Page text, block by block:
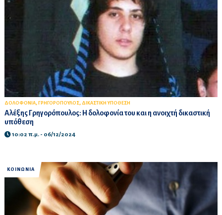
ΔΟΛΟΦΟΝΙΑ, ΓΡΗΓΟΡΟΠΟΥΛΟΣ, ΔΙΚΑΣΤΙΚΗ ΥΠΟΘΕΣΗ
Αλέξης Γρηγορόπουλος: Η δολοφονία του και η ανοιχτή δικαστική
υπόθεση
10:02 π.μ. - 06/12/2024
ΚΟΙΝΩΝΙΑ